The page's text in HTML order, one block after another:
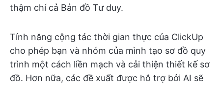
thậm chí cả Bản đồ Tư duy.
Tính năng cộng tác thời gian thực của ClickUp
cho phép bạn và nhóm của mình tạo sơ đồ quy
trình một cách liền mạch và cải thiện thiết kế sơ
đồ. Hơn nữa, các đề xuất được hỗ trợ bởi AI sẽ